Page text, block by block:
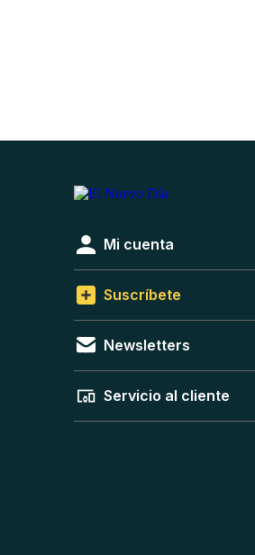
Mi cuenta
Suscríbete
Newsletters
Servicio al cliente